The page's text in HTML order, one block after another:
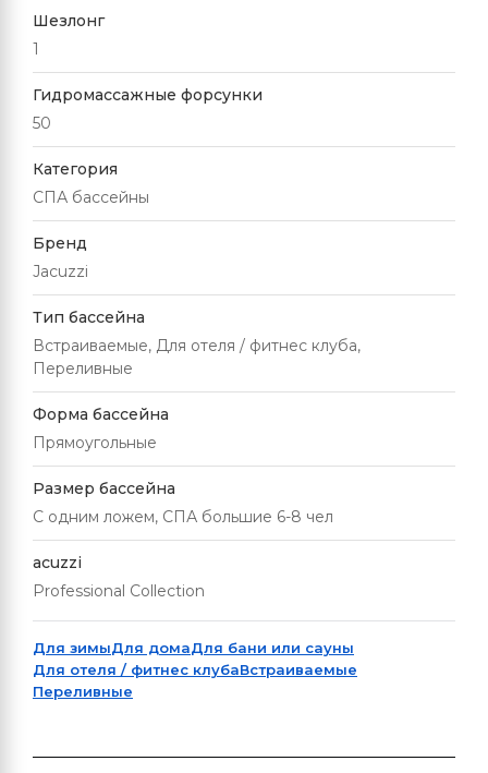
Шезлонг
1
Гидромассажные форсунки
50
Категория
СПА бассейны
Бренд
Jacuzzi
Тип бассейна
Встраиваемые, Для отеля / фитнес клуба,
Переливные
Форма бассейна
Прямоугольные
Размер бассейна
С одним ложем, СПА большие 6-8 чел
acuzzi
Professional Collection
Для зимыДля домаДля бани или сауны
Для отеля / фитнес клубаВстраиваемые
Переливные